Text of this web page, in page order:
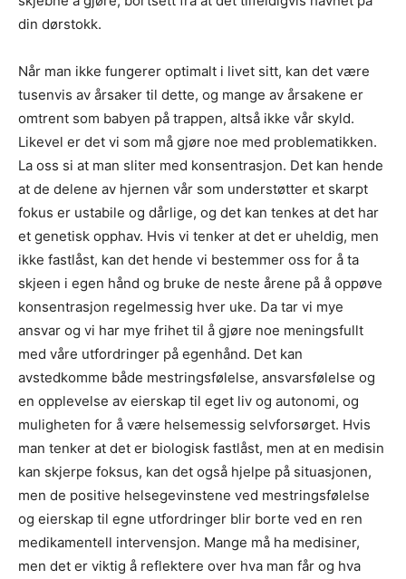
din dørstokk.
Når man ikke fungerer optimalt i livet sitt, kan det være
tusenvis av årsaker til dette, og mange av årsakene er
omtrent som babyen på trappen, altså ikke vår skyld.
Likevel er det vi som må gjøre noe med problematikken.
La oss si at man sliter med konsentrasjon. Det kan hende
at de delene av hjernen vår som understøtter et skarpt
fokus er ustabile og dårlige, og det kan tenkes at det har
et genetisk opphav. Hvis vi tenker at det er uheldig, men
ikke fastlåst, kan det hende vi bestemmer oss for å ta
skjeen i egen hånd og bruke de neste årene på å oppøve
konsentrasjon regelmessig hver uke. Da tar vi mye
ansvar og vi har mye frihet til å gjøre noe meningsfullt
med våre utfordringer på egenhånd. Det kan
avstedkomme både mestringsfølelse, ansvarsfølelse og
en opplevelse av eierskap til eget liv og autonomi, og
muligheten for å være helsemessig selvforsørget. Hvis
man tenker at det er biologisk fastlåst, men at en medisin
kan skjerpe foksus, kan det også hjelpe på situasjonen,
men de positive helsegevinstene ved mestringsfølelse
og eierskap til egne utfordringer blir borte ved en ren
medikamentell intervensjon. Mange må ha medisiner,
men det er viktig å reflektere over hva man får og hva